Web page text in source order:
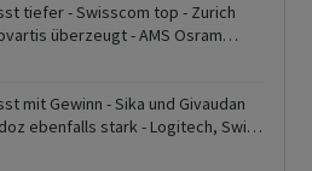
tiefer - Swisscom top - Zurich
überzeugt - AMS Osram
mit Gewinn - Sika und Givaudan
ebenfalls stark - Logitech, Swiss